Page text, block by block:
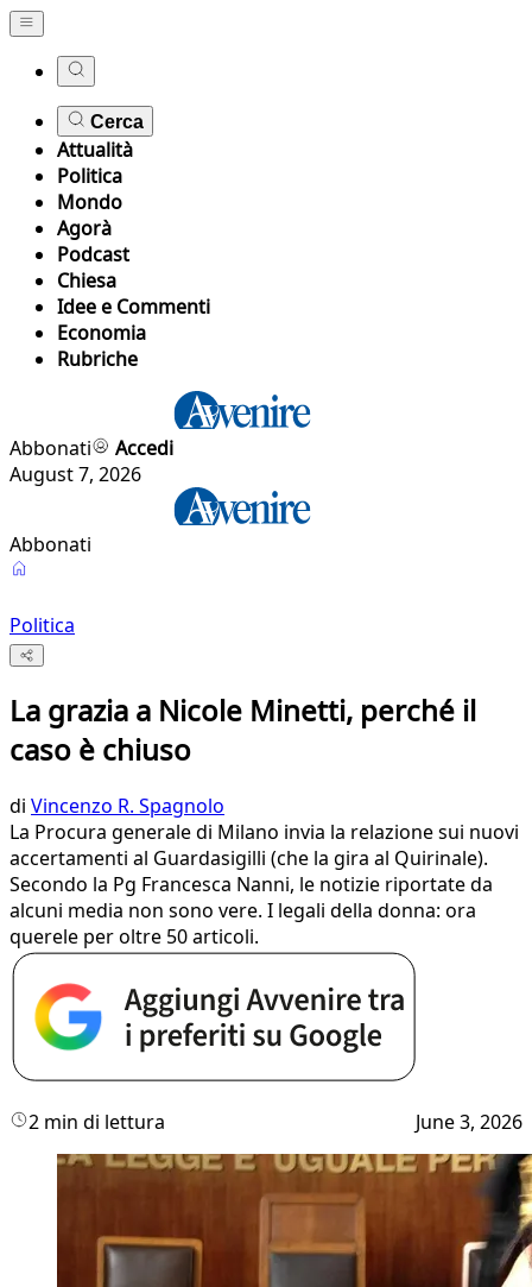
Cerca
Attualità
Politica
Mondo
Agorà
Podcast
Chiesa
Idee e Commenti
Economia
Rubriche
Abbonati
Accedi
August 7, 2026
Abbonati
Politica
La grazia a Nicole Minetti, perché il
caso è chiuso
di Vincenzo R. Spagnolo
La Procura generale di Milano invia la relazione sui nuovi
accertamenti al Guardasigilli (che la gira al Quirinale).
Secondo la Pg Francesca Nanni, le notizie riportate da
alcuni media non sono vere. I legali della donna: ora
querele per oltre 50 articoli.
2 min di lettura June 3, 2026